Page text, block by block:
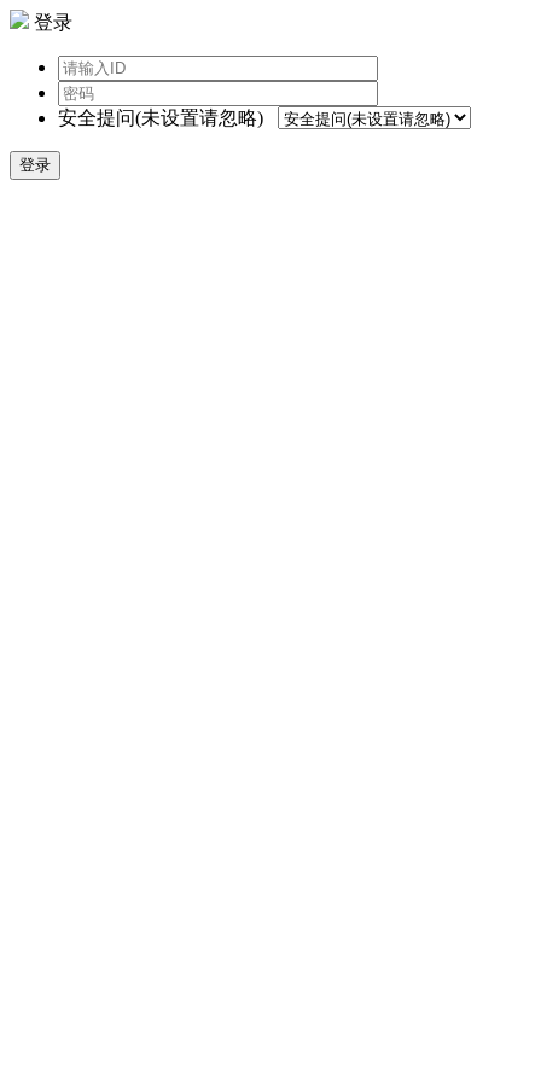
登录
安全提问(未设置请忽略)
登录